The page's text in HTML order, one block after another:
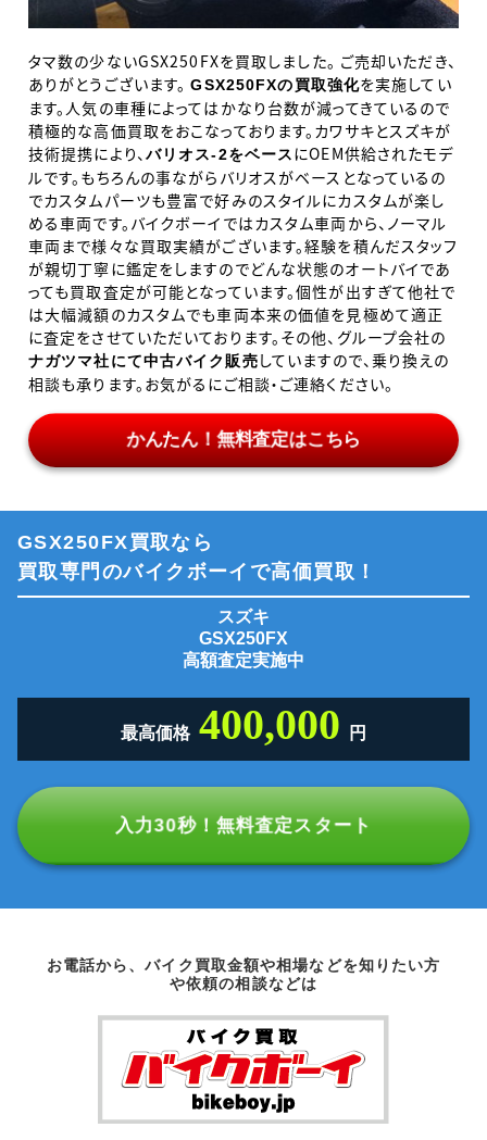
タマ数の少ないGSX250FXを買取しました。 ご売却いただき、
ありがとうございます。GSX250FXの買取強化を実施してい
ます。人気の車種によってはかなり台数が減ってきているので
積極的な高価買取をおこなっております。カワサキとスズキが
技術提携により、バリオス-2をベースにOEM供給されたモデ
ルです。もちろんの事ながらバリオスがベースとなっているの
でカスタムパーツも豊富で好みのスタイルにカスタムが楽し
める車両です。バイクボーイではカスタム車両から、ノーマル
車両まで様々な買取実績がございます。経験を積んだスタッフ
が親切丁寧に鑑定をしますのでどんな状態のオートバイであ
っても買取査定が可能となっています。個性が出すぎて他社で
は大幅減額のカスタムでも車両本来の価値を見極めて適正
に査定をさせていただいております。その他、グループ会社の
ナガツマ社にて中古バイク販売していますので、乗り換えの
相談も承ります。お気がるにご相談・ご連絡ください。
かんたん！無料査定はこちら
GSX250FX買取なら
買取専門のバイクボーイで高価買取！
スズキ
GSX250FX
高額査定実施中
最高価格 400,000 円
入力30秒！無料査定スタート
お電話から、バイク買取金額や相場などを知りたい方
や依頼の相談などは